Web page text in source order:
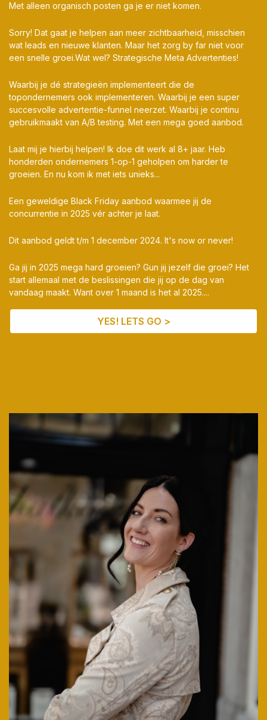
Met alleen organisch posten ga je er niet komen.
Sorry! Dat gaat je helpen aan meer zichtbaarheid, misschien
wat leads en nieuwe klanten. Maar het zorg by far niet voor
een snelle groei.Wat wel? Strategische Meta Advertenties!
Waarbij je dé strategieën implementeert die de
topondernemers ook implementeren. Waarbij je een super
succesvolle advertentie-funnel neerzet. Waarbij je continu
gebruikmaakt van A/B testing. Met een mega goed aanbod.
Laat mij je hierbij helpen! Ik doe dit werk al 8+ jaar. Heb
honderden ondernemers 1-op-1 geholpen om harder te
groeien. En nu kom ik met iets unieks...
Een geweldige Black Friday aanbod waarmee jij de
concurrentie in 2025 vér achter je laat.
Dit aanbod geldt t/m 1 december 2024. It's now or never!
Ga jij in 2025 mega hard groeien? Gun jij jezelf die groei? Het
start allemaal met de beslissingen die jij op de dag van
vandaag maakt. Want over 1 maand is het al 2025....
YES! LETS GO >